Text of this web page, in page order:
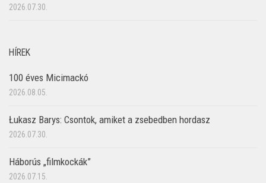
2026.07.30.
HÍREK
100 éves Micimackó
2026.08.05.
Łukasz Barys: Csontok, amiket a zsebedben hordasz
2026.07.30.
Háborús „filmkockák”
2026.07.15.